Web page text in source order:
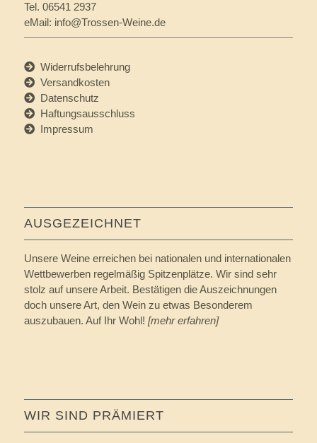
Tel. 06541 2937
eMail: info@Trossen-Weine.de
Widerrufsbelehrung
Versandkosten
Datenschutz
Haftungsausschluss
Impressum
AUSGEZEICHNET
Unsere Weine erreichen bei nationalen und internationalen
Wettbewerben regelmäßig Spitzenplätze. Wir sind sehr
stolz auf unsere Arbeit. Bestätigen die Auszeichnungen
doch unsere Art, den Wein zu etwas Besonderem
auszubauen. Auf Ihr Wohl! [mehr erfahren]
WIR SIND PRÄMIERT